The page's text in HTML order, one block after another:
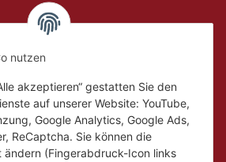
nutzen
akzeptieren“ gestatten Sie den
auf unserer Website: YouTube,
Google Analytics, Google Ads,
ReCaptcha. Sie können die
ändern (Fingerabdruck-Icon links
Ruhetag
10:00 - 18:00
10:00 - 14:00